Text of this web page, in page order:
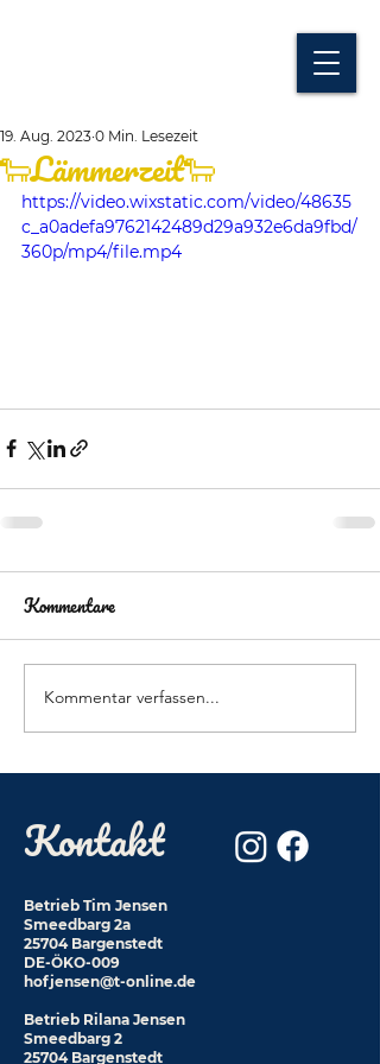
🐑Lämmerzeit🐑
19. Aug. 2023 0 Min. Lesezeit
https://video.wixstatic.com/video/48635
c_a0adefa9762142489d29a932e6da9fbd/
360p/mp4/file.mp4
Kommentare
Kommentar verfassen...
Kontakt
Betrieb Tim Jensen
Smeedbarg 2a
25704 Bargenstedt
DE-ÖKO-009
hofjensen@t-online.de
Betrieb Rilana Jensen
Smeedbarg 2
25704 Bargenstedt